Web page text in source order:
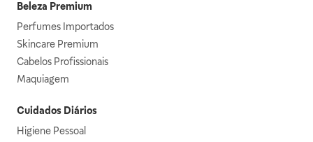
Beleza Premium
Perfumes Importados
Skincare Premium
Cabelos Profissionais
Maquiagem
Cuidados Diários
Higiene Pessoal